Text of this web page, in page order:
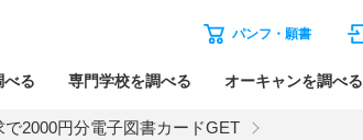
パンフ・願書
べる 専門学校を調べる オーキャンを調べる
で2000円分電子図書カードGET